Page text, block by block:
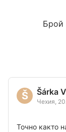
Брой
Š Šárka
Чехия,
Точно както